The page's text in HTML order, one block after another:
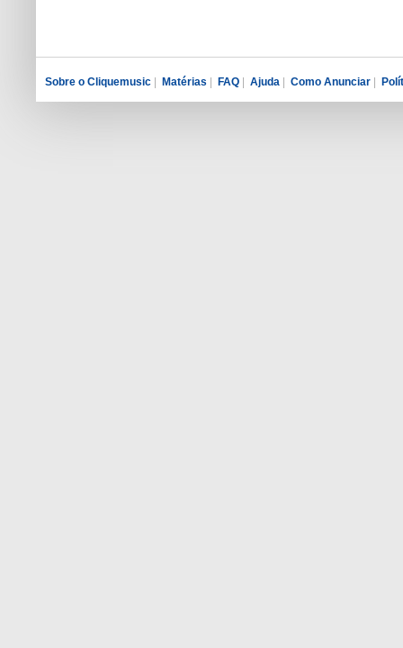
Sobre o Cliquemusic Matérias FAQ Ajuda Como Anunciar